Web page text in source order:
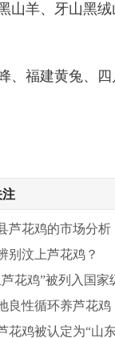
山羊、牙山黑
福建黄兔、四
注
芦花鸡的市场分析
别汶上芦花鸡？
良性循环养芦花鸡
花鸡被认定为“山